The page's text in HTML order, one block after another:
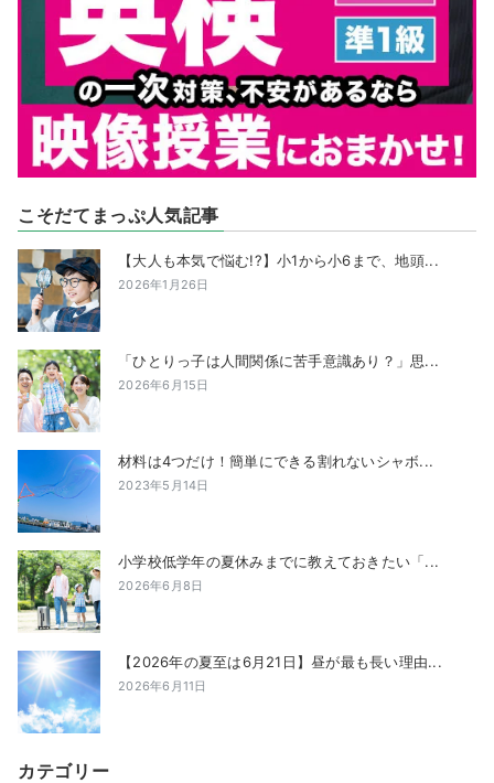
こそだてまっぷ人気記事
【大人も本気で悩む!?】小1から小6まで、地頭...
2026年1月26日
「ひとりっ子は人間関係に苦手意識あり？」思...
2026年6月15日
材料は4つだけ！簡単にできる割れないシャボ...
2023年5月14日
小学校低学年の夏休みまでに教えておきたい「...
2026年6月8日
【2026年の夏至は6月21日】昼が最も長い理由...
2026年6月11日
カテゴリー